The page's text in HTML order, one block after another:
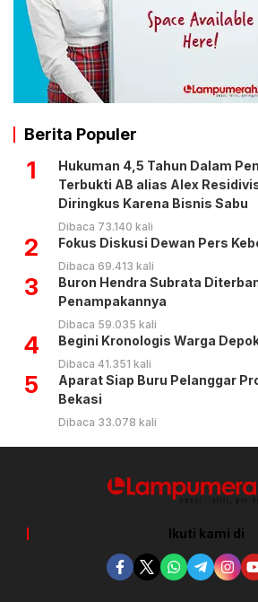
Berita Populer
1
Hukuman 4,5 Tahun Dalam
Terbukti AB alias Alex
Diringkus Karena Bisnis Sabu
Dibaca 73.140 kali
2 Fokus Diskusi Dewan Pers
Dibaca 69.413 kali
3
Buron Hendra Subrata
Penampakannya
Dibaca 59.035 kali
4 Begini Kronologis Warga
Dibaca 41.351 kali
5
Aparat Siap Buru Pelanggar
Bekasi
Dibaca 33.078 kali
Ikuti kami di